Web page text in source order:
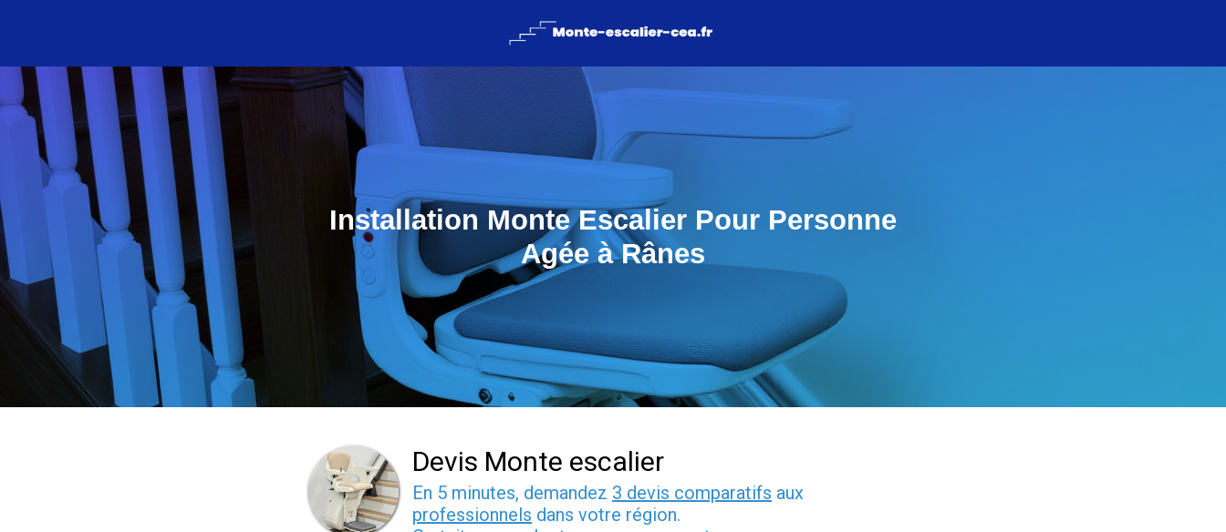
Installation Monte Escalier Pour Personne
Agée à Rânes
Devis Monte escalier
En 5 minutes, demandez 3 devis comparatifs aux
professionnels dans votre région.